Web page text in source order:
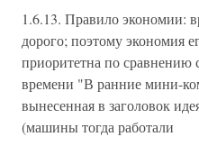
1.6.13. Правило экономии:
дорого; поэтому экономия
приоритетна по
времени "В ранние мини-
вынесенная в заголовок
(машины тогда работали